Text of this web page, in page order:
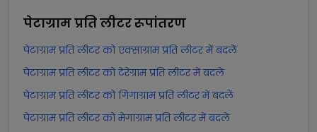
पेटाग्राम प्रति लीटररूपांतरण
पेटाग्राम प्रति लीटर को एक्साग्राम प्रति लीटर में बदलें
पेटाग्राम प्रति लीटर को टेरेग्राम प्रति लीटर में बदलें
पेटाग्राम प्रति लीटर को गिगाग्राम प्रति लीटर में बदलें
पेटाग्राम प्रति लीटर को मेगाग्राम प्रति लीटर में बदलें